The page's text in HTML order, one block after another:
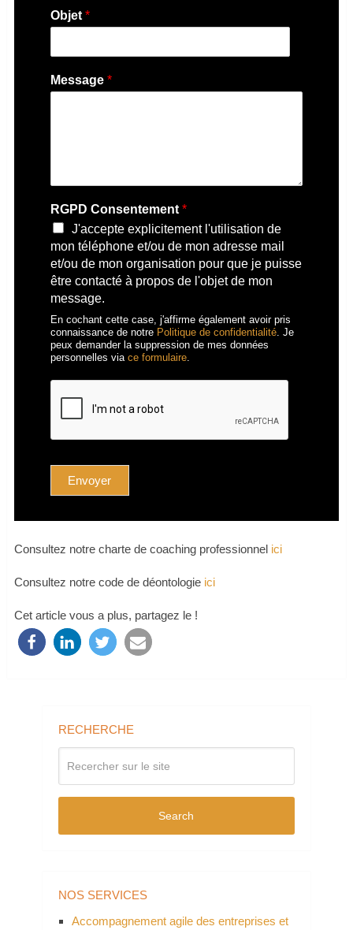
Objet *
Message *
RGPD Consentement *
J'accepte explicitement l'utilisation de
mon téléphone et/ou de mon adresse mail
et/ou de mon organisation pour que je puisse
être contacté à propos de l'objet de mon
message.
En cochant cette case, j'affirme également avoir pris
connaissance de notre Politique de confidentialité. Je
peux demander la suppression de mes données
personnelles via ce formulaire.
Envoyer
Consultez notre charte de coaching professionnel ici
Consultez notre code de déontologie ici
Cet article vous a plus, partagez le !
RECHERCHE
Search
NOS SERVICES
Accompagnement agile des entreprises et